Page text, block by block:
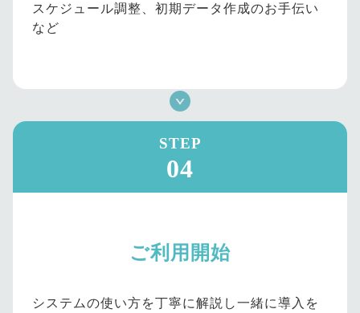
スケジュール調整、初期データ作成のお手伝い
など
STEP
04
ご利用開始
システムの使い方を丁寧に解説し一緒に導入を